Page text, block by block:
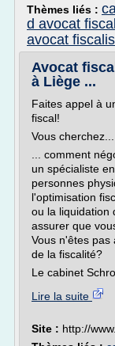
Thèmes liés :
d avocat
avocat
Avocat
à Liège ...
Faites appel à
fiscal!
Vous cherchez...
... comment
un spécialiste
personnes
l'optimisation
ou la liquidation
assurer que
Vous n'êtes pas
de la fiscalité?
Le cabinet
Lire la suite
Site : http://